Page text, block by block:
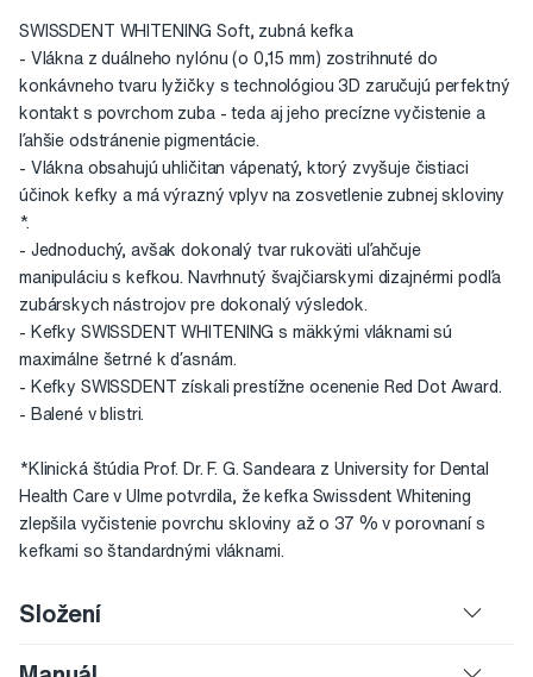
SWISSDENT WHITENING Soft, zubná kefka
- Vlákna z duálneho nylónu (o 0,15 mm) zostrihnuté do
konkávneho tvaru lyžičky s technológiou 3D zaručujú perfektný
kontakt s povrchom zuba - teda aj jeho precízne vyčistenie a
ľahšie odstránenie pigmentácie.
- Vlákna obsahujú uhličitan vápenatý, ktorý zvyšuje čistiaci
účinok kefky a má výrazný vplyv na zosvetlenie zubnej skloviny
*.
- Jednoduchý, avšak dokonalý tvar rukoväti uľahčuje
manipuláciu s kefkou. Navrhnutý švajčiarskymi dizajnérmi podľa
zubárskych nástrojov pre dokonalý výsledok.
- Kefky SWISSDENT WHITENING s mäkkými vláknami sú
maximálne šetrné k ďasnám.
- Kefky SWISSDENT získali prestížne ocenenie Red Dot Award.
- Balené v blistri.
*Klinická štúdia Prof. Dr. F. G. Sandeara z University for Dental
Health Care v Ulme potvrdila, že kefka Swissdent Whitening
zlepšila vyčistenie povrchu skloviny až o 37 % v porovnaní s
kefkami so štandardnými vláknami.
Složení